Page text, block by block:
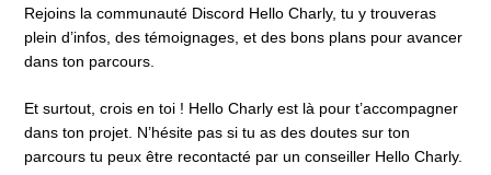
Rejoins la communauté Discord Hello Charly, tu y trouveras
plein d’infos, des témoignages, et des bons plans pour avancer
dans ton parcours.
Et surtout, crois en toi ! Hello Charly est là pour t’accompagner
dans ton projet. N’hésite pas si tu as des doutes sur ton
parcours tu peux être recontacté par un conseiller Hello Charly.